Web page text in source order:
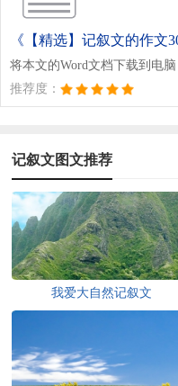
《【精选】记叙文的作文
将本文的Word文档下载到电
推荐度：
记叙文图文推荐
我爱大自然记叙文